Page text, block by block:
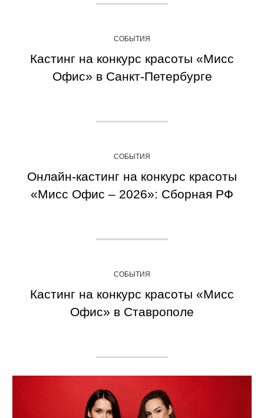
СОБЫТИЯ
Кастинг на конкурс красоты «Мисс
Офис» в Санкт-Петербурге
СОБЫТИЯ
Онлайн-кастинг на конкурс красоты
«Мисс Офис – 2026»: Сборная РФ
СОБЫТИЯ
Кастинг на конкурс красоты «Мисс
Офис» в Ставрополе